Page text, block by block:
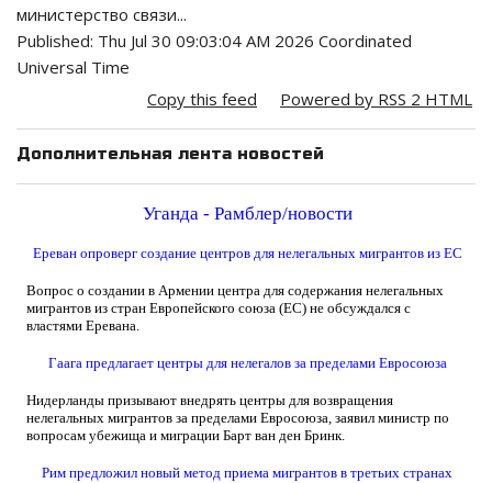
министерство связи...
Published: Thu Jul 30 09:03:04 AM 2026 Coordinated
Universal Time
Copy this feed
Powered by RSS 2 HTML
Дополнительная лента новостей